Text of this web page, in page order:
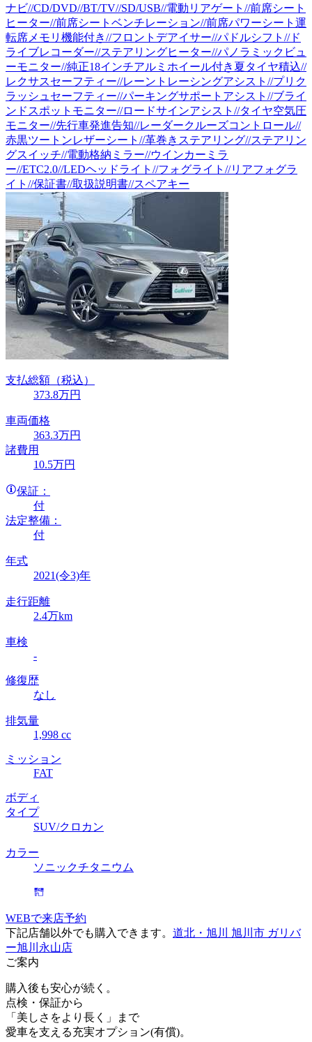
ナビ//CD/DVD//BT/TV//SD/USB//電動リアゲート//前席シート
ヒーター//前席シートベンチレーション//前席パワーシート運
転席メモリ機能付き//フロントデアイサー//パドルシフト//ド
ライブレコーダー//ステアリングヒーター//パノラミックビュ
ーモニター//純正18インチアルミホイール付き夏タイヤ積込//
レクサスセーフティー//レーントレーシングアシスト//プリク
ラッシュセーフティー//パーキングサポートアシスト//ブライ
ンドスポットモニター//ロードサインアシスト//タイヤ空気圧
モニター//先行車発進告知//レーダークルーズコントロール//
赤黒ツートンレザーシート//革巻きステアリング//ステアリン
グスイッチ//電動格納ミラー//ウインカーミラ
ー//ETC2.0//LEDヘッドライト//フォグライト//リアフォグラ
イト//保証書//取扱説明書//スペアキー
支払総額 （税込）
373.8万円
車両価格
363.3万円
諸費用
10.5万円
保証：
付
法定整備：
付
年式
2021(令3)年
走行距離
2.4万km
車検
-
修復歴
なし
排気量
1,998 cc
ミッション
FAT
ボディ
タイプ
SUV/クロカン
カラー
ソニックチタニウム
WEBで来店予約
下記店舗以外でも購入できます。 道北・旭川 旭川市 ガリバ
ー旭川永山店
ご案内
購入後も安心が続く。
点検・保証から
「美しさをより長く」まで
愛車を支える充実オプション(有償)。